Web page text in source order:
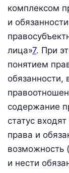
комплексом
и
лица»7. При
понятием
обязанности,
содержание
статус
права и
возможность
и нести